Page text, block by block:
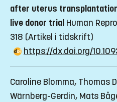
after uterus
live donor trial Human
318 (Artikel i tidskrift)
https://dx.doi.org/
Caroline Blomma, Thomas
Wärnberg-Gerdin, Mats